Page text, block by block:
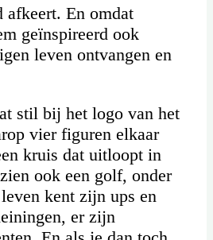
afkeert. En omdat
geïnspireerd ook
leven ontvangen en
stil bij het logo van het
vier figuren elkaar
kruis dat uitloopt in
ook een golf, onder
kent zijn ups en
er zijn